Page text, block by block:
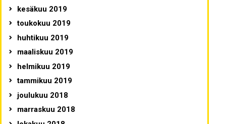
kesäkuu 2019
toukokuu 2019
huhtikuu 2019
maaliskuu 2019
helmikuu 2019
tammikuu 2019
joulukuu 2018
marraskuu 2018